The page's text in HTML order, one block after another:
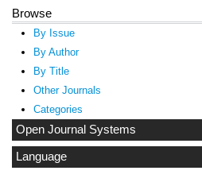
Browse
By Issue
By Author
By Title
Other Journals
Categories
Open Journal Systems
Language